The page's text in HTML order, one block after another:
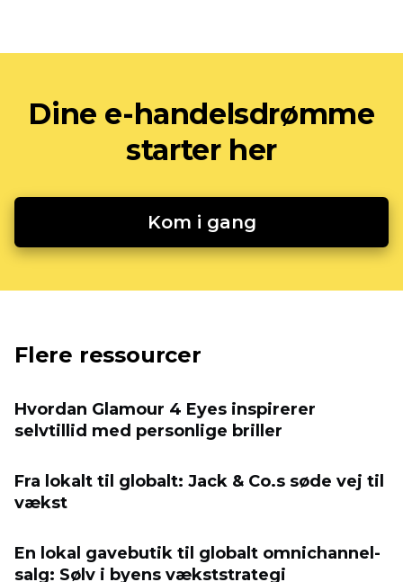
Dine e-handelsdrømme
starter her
Kom i gang
Flere ressourcer
Hvordan Glamour 4 Eyes inspirerer
selvtillid med personlige briller
Fra lokalt til globalt: Jack & Co.s søde vej til
vækst
En lokal gavebutik til globalt omnichannel-
salg: Sølv i byens vækststrategi